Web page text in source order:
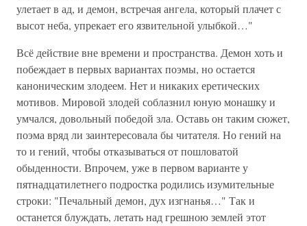
улетает в ад, и демон, встречая ангела, который плачет с
высот неба, упрекает его язвительной улыбкой…"
Всё действие вне времени и пространства. Демон хоть и
побеждает в первых вариантах поэмы, но остается
каноническим злодеем. Нет и никаких еретических
мотивов. Мировой злодей соблазнил юную монашку и
умчался, довольный победой зла. Оставь он таким сюжет,
поэма вряд ли заинтересовала бы читателя. Но гений на
то и гений, чтобы отказываться от пошловатой
обыденности. Впрочем, уже в первом варианте у
пятнадцатилетнего подростка родились изумительные
строки: "Печальный демон, дух изгнанья…" Так и
останется блуждать, летать над грешною землей этот